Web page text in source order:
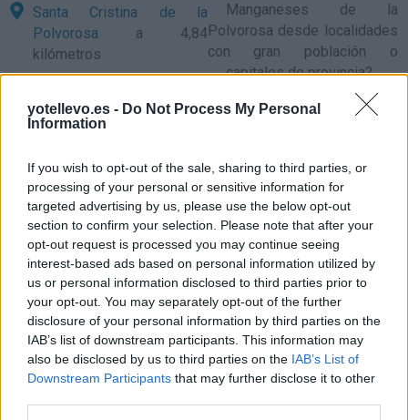
yotellevo.es - Do Not Process My Personal
Information
If you wish to opt-out of the sale, sharing to third parties, or
processing of your personal or sensitive information for
targeted advertising by us, please use the below opt-out
section to confirm your selection. Please note that after your
opt-out request is processed you may continue seeing
interest-based ads based on personal information utilized by
us or personal information disclosed to third parties prior to
your opt-out. You may separately opt-out of the further
disclosure of your personal information by third parties on the
IAB’s list of downstream participants. This information may
also be disclosed by us to third parties on the IAB’s List of
Downstream Participants that may further disclose it to other
Santa Cristina de la
Polvorosa a 4,84
kilómetros
kilómetros
Torre del Vallea 6,46
kilómetros
Quiruelas de Vidriales a
6,96 kilómetros
Benaventea 7,01
kilómetros
Villanázara 7,17
kilómetros
Pobladura del Valle
kilómetros
Manganeses de la
Polvorosa desde localidades
con gran población o
capitales de provincia?
la Polvorosa
Precios de la
gasolina en
Manganeses de la
Polvorosa